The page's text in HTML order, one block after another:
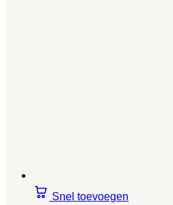
Snel toevoegen